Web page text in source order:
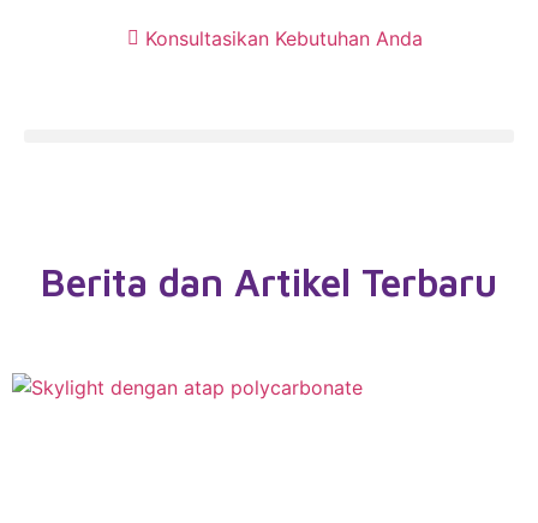
Konsultasikan Kebutuhan Anda
Berita dan Artikel Terbaru